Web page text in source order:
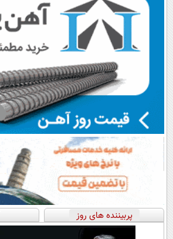
پربیننده های روز